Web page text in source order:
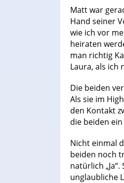
Matt war
Hand seiner
wie ich vor
heiraten
man richtig
Laura, als ich
Die beiden
Als sie im
den Kontakt
die beiden
Nicht einmal
beiden noch
natürlich
unglaubliche